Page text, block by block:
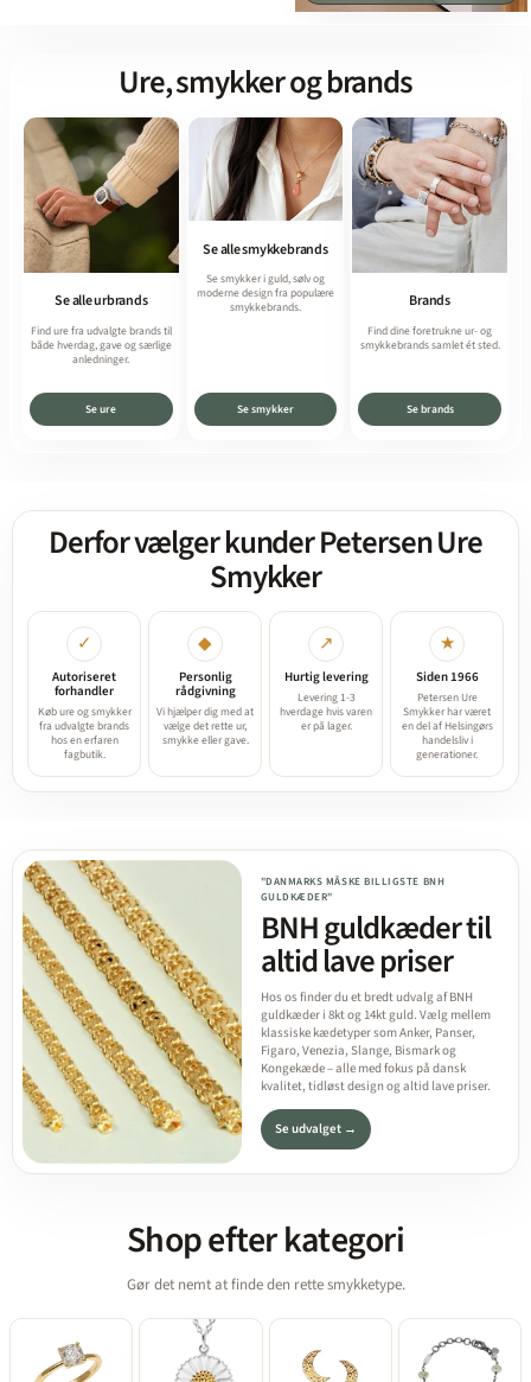
Ure, smykker og brands
Se alle urbrands
Find ure fra udvalgte brands til
både hverdag, gave og særlige
anledninger.
Se ure
Se alle smykkebrands
Se smykker i guld, sølv og
moderne design fra populære
smykkebrands.
Se smykker
Brands
Find dine foretrukne ur- og
smykkebrands samlet ét sted.
Se brands
Derfor vælger kunder Petersen Ure
Smykker
✓
Autoriseret
forhandler
Køb ure og smykker
fra udvalgte brands
hos en erfaren
fagbutik.
◆
Personlig
rådgivning
Vi hjælper dig med at
vælge det rette ur,
smykke eller gave.
↗
Hurtig levering
Levering 1-3
hverdage hvis varen
er på lager.
★
Siden 1966
Petersen Ure
Smykker har været
en del af Helsingørs
handelsliv i
generationer.
"DANMARKS MÅSKE BILLIGSTE BNH
GULDKÆDER"
BNH guldkæder til
altid lave priser
Hos os finder du et bredt udvalg af BNH
guldkæder i 8kt og 14kt guld. Vælg mellem
klassiske kædetyper som Anker, Panser,
Figaro, Venezia, Slange, Bismark og
Kongekæde – alle med fokus på dansk
kvalitet, tidløst design og altid lave priser.
Se udvalget →
Shop efter kategori
Gør det nemt at finde den rette smykketype.